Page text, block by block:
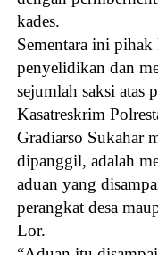
kades.
Sementara ini
penyelidikan dan
sejumlah saksi atas
Kasatreskrim
Gradiarso Sukahar
dipanggil, adalah
aduan yang
perangkat desa
Lor.